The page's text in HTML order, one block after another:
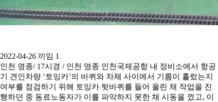
2022-04-26 끼임 1
인천 영종/ 17시경 / 인천 영종 인천국제공항 내 정비소에서 항공
기 견인차량 ‘토잉카’의 바퀴와 차체 사이에서 기름이 흘렀는지
여부를 점검하기 위해 토잉카 뒷바퀴를 들어 올린 채 작업을 진
행하던 중 동료노동자가 이를 파악하지 못한 채 시동을 껐고, 이